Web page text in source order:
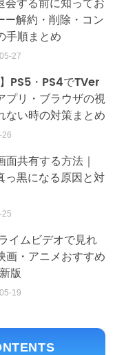
解約・削除・コン
手順まとめ
27
PS5・PS4でTVer
プリ・ブラウザの視
ない時の対策まとめ
26
面共有する方法｜
黒になる原因と対
25
イムビデオで見れ
画・アニメおすすめ
版
19